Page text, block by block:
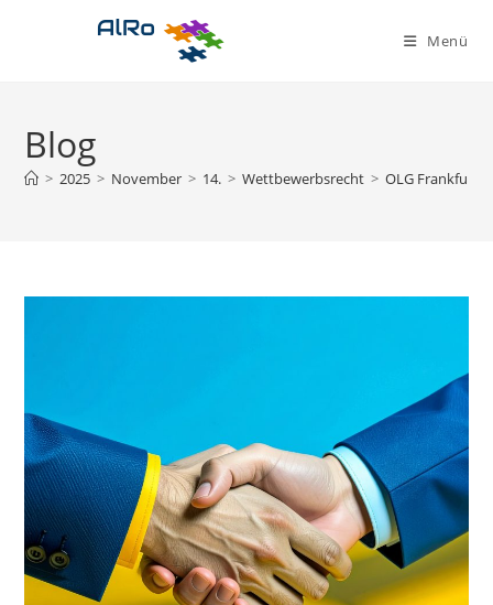
Menü
Blog
> 2025 > November > 14. > Wettbewerbsrecht > OLG Frankfurt